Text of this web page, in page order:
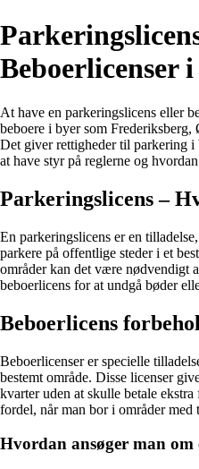
Beboerlicenser
At have en parkeringslicens eller
beboere i byer som
Det giver rettigheder til parkering i
at have styr på reglerne og
Parkeringslicens –
En parkeringslicens er en
parkere på offentlige steder i et
områder kan det være nødvendigt
beboerlicens for at undgå bøder
Beboerlicens
Beboerlicenser er specielle
bestemt område. Disse licenser
kvarter uden at skulle betale
fordel, når man bor i områder med
Hvordan ansøger man om